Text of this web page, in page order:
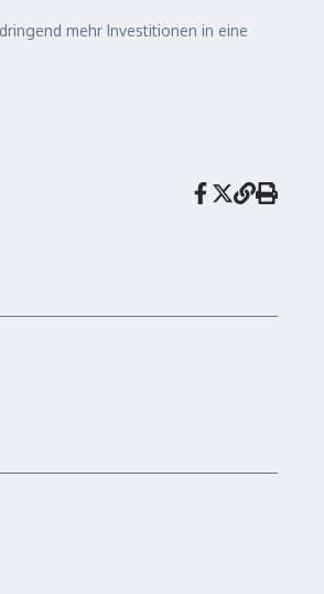
mehr Investitionen in eine